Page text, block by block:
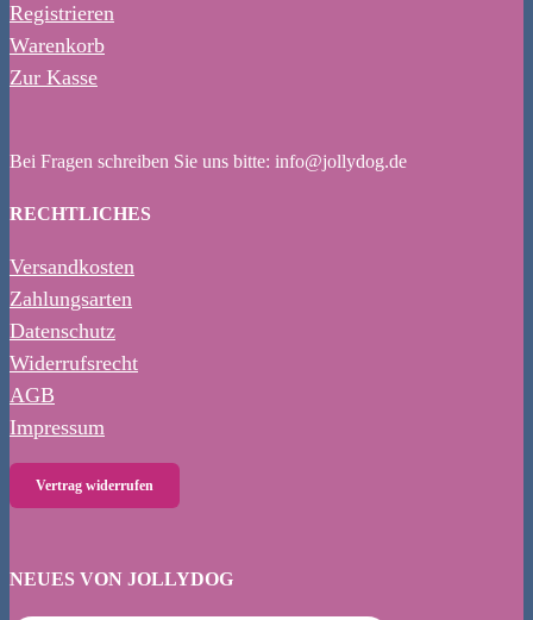
Registrieren
Warenkorb
Zur Kasse
Bei Fragen schreiben Sie uns bitte: info@jollydog.de
RECHTLICHES
Versandkosten
Zahlungsarten
Datenschutz
Widerrufsrecht
AGB
Impressum
Vertrag widerrufen
NEUES VON JOLLYDOG